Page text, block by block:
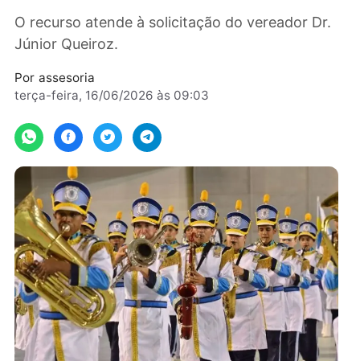
O recurso atende à solicitação do vereador
Júnior Queiroz.
terça-feira, 16/06/2026 às 09:03